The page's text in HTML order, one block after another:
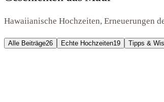
Hawaiianische Hochzeiten, Erneuerungen
Alle Beiträge26 Echte Hochzeiten19 Tipps &